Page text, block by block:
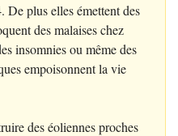
De plus elles émettent des
des malaises chez
insomnies ou même des
empoisonnent la vie
des éoliennes proches